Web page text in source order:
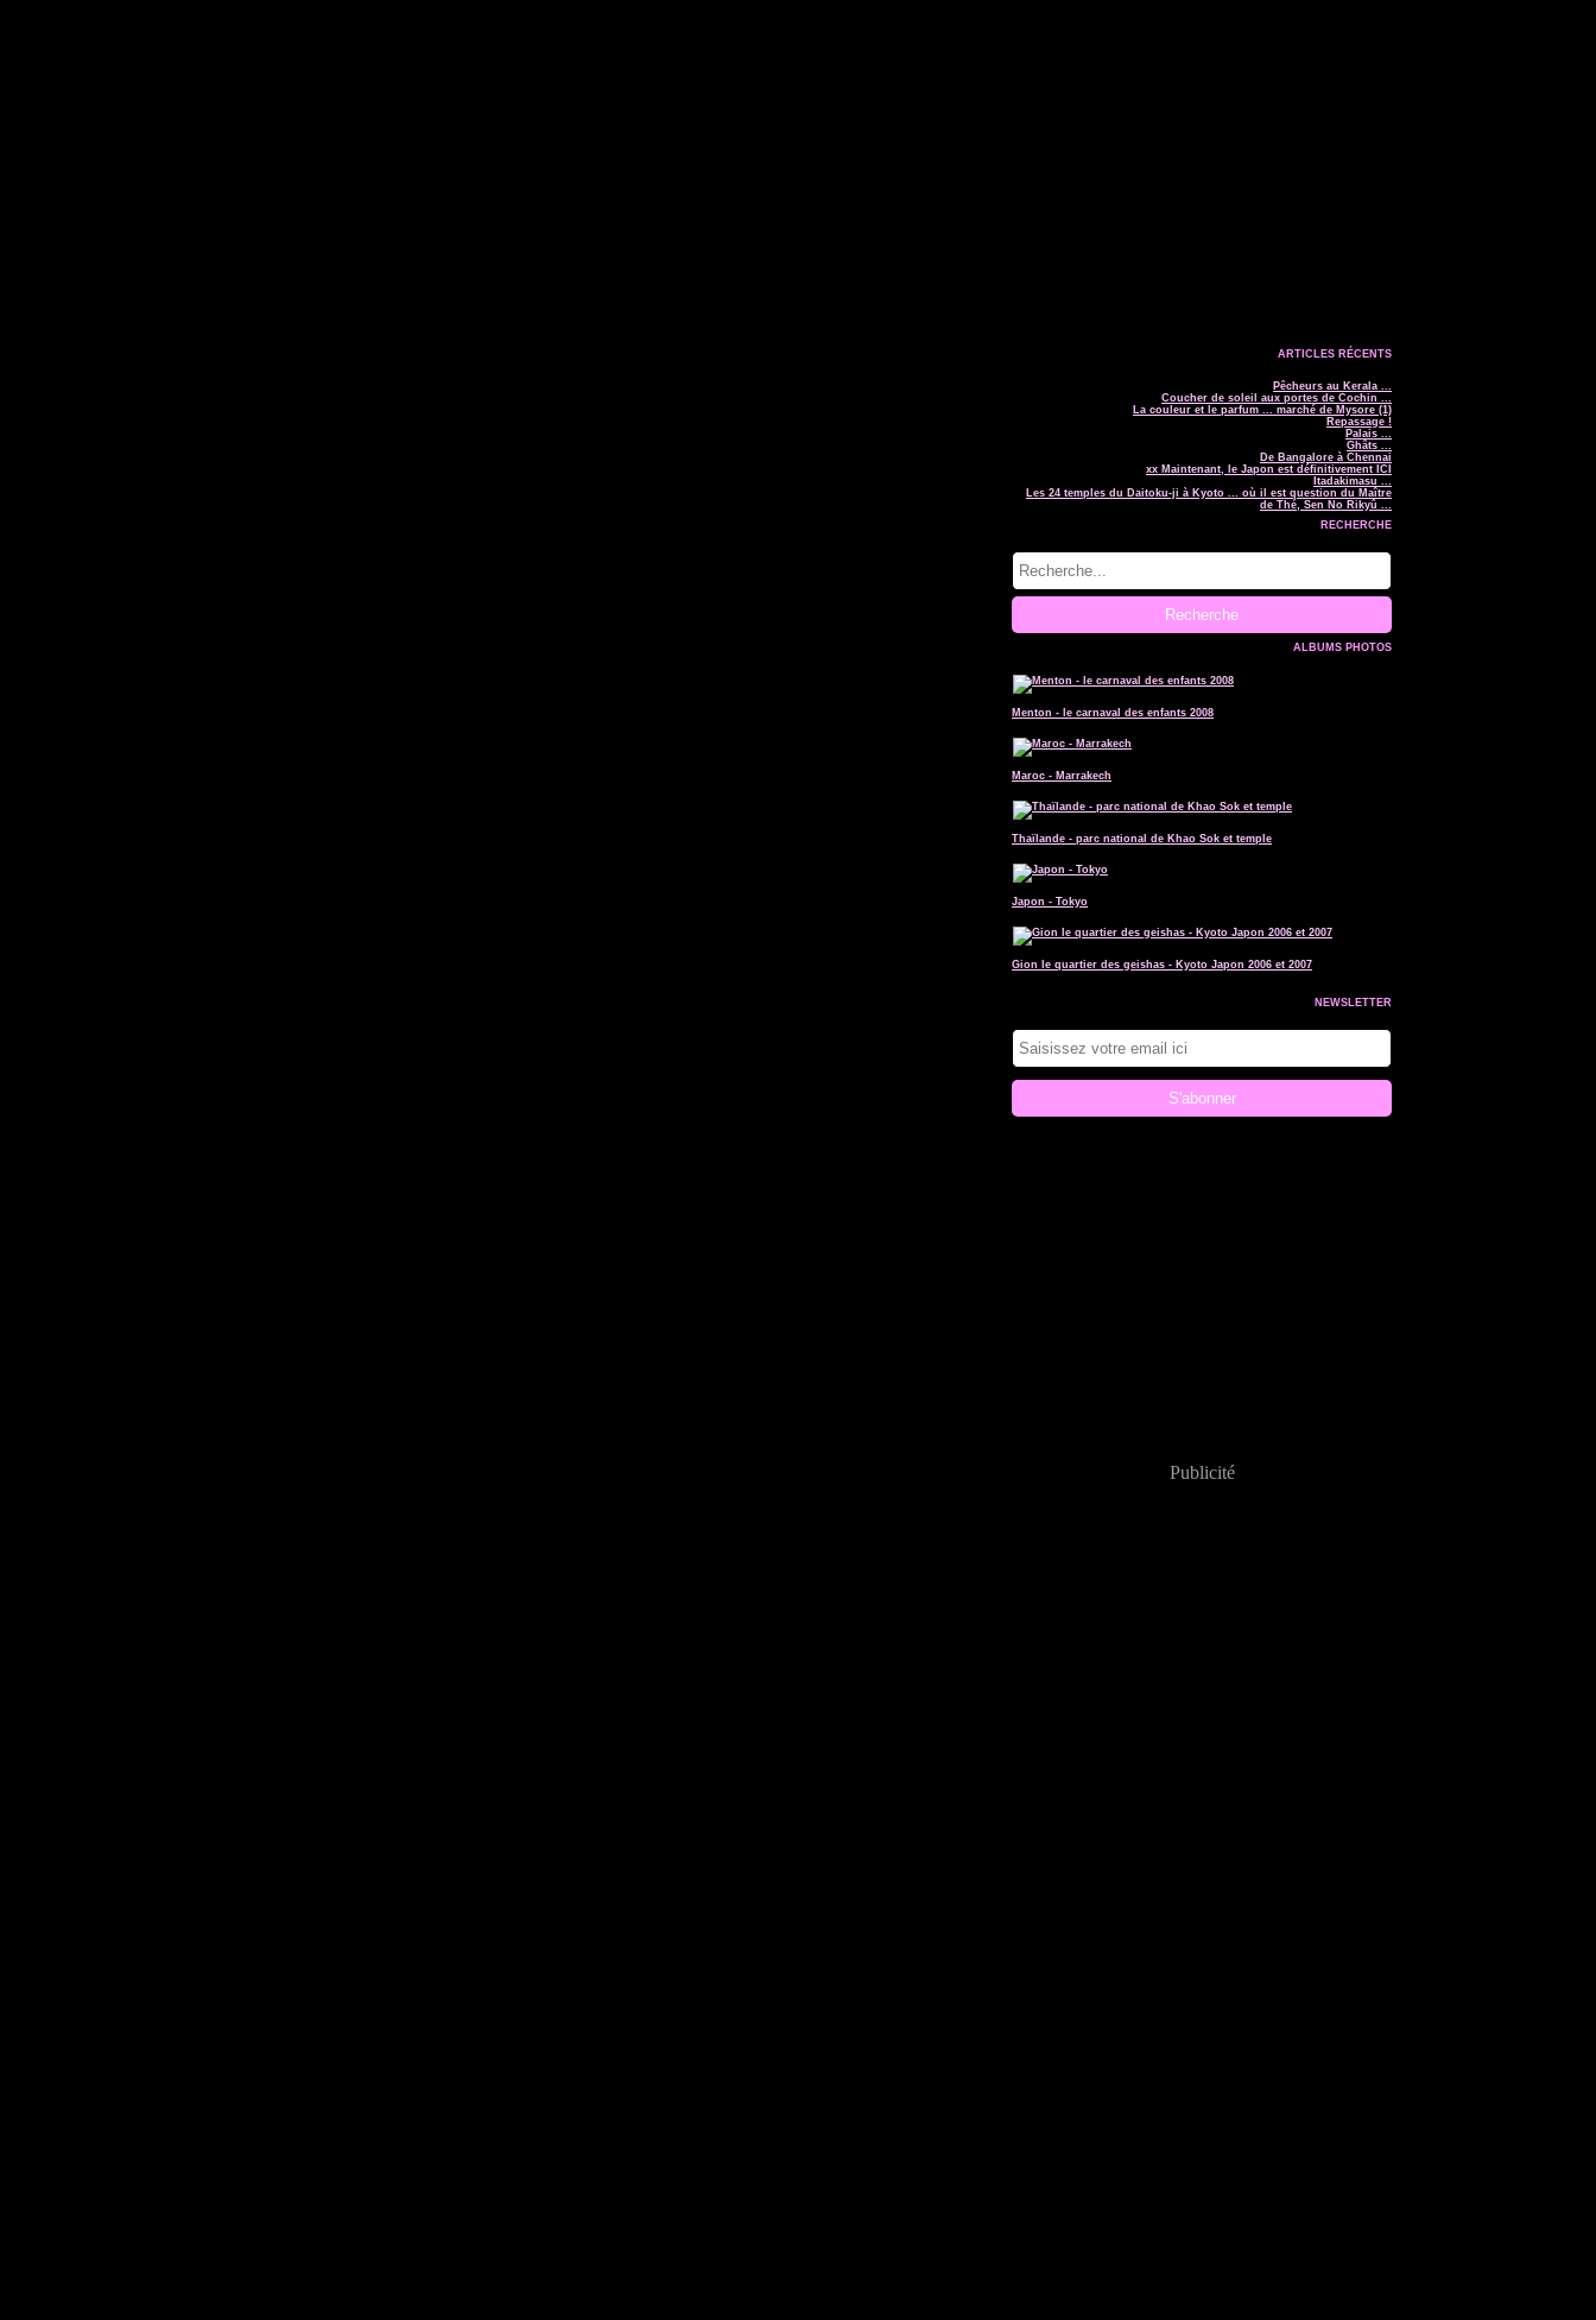
ARTICLES RÉCENTS
Pêcheurs au Kerala ...
Coucher de soleil aux portes de Cochin ...
La couleur et le parfum ... marché de Mysore (1)
Repassage !
Palais ...
Ghâts ...
De Bangalore à Chennai
xx Maintenant, le Japon est définitivement ICI
Itadakimasu ...
Les 24 temples du Daitoku-ji à Kyoto ... où il est question du Maître
de Thé, Sen No Rikyû ...
RECHERCHE
ALBUMS PHOTOS
Menton - le carnaval des enfants 2008
Maroc - Marrakech
Thaïlande - parc national de Khao Sok et temple
Japon - Tokyo
Gion le quartier des geishas - Kyoto Japon 2006 et 2007
NEWSLETTER
Publicité